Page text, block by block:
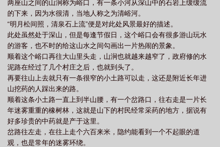
两座山之间的山涧称为峪口，有一条小河从深山中的石岩上缓缓流
的下来，因为水很清，当地人称之为清峪河。
“明月松间照，清泉石上流”便是对此处风景最好的描述。
此处虽然处于深山，但是每逢节假日，这个峪口会有很多游山玩水
的游客，也不时的给这山水之间勾画出一片热闹的景象。
顺着这个峪口再往大山里头走，山涧也就越来越窄了，政府修的水
泥路在经过了几个村庄之后，也就到头了。
再要往山上去就只有一条很窄的小土路可以走，这还是附近长年进
山挖药的人踩出来的路。
顺着这条小土路一直上到半山腰，有一个岔路口，往右走是一片长
年迷雾重重的橡树林，这就是山下的村民经常采药的地方，据说有
好多珍贵的中药就是产于这里。
岔路往左走，在往上走个六百来米，隐约能看到一个不起眼的道
观，也是常年的迷雾环绕。